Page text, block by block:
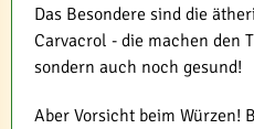
Das Besondere sind die
Carvacrol - die machen den
sondern auch noch gesund!
Aber Vorsicht beim Würzen!